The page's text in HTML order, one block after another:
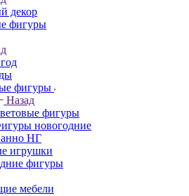
декор
фигуры
фигуры
Назад
фигуры
новогодние
НГ
игрушки
фигуры
мебели